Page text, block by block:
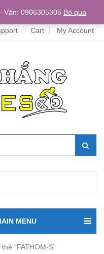
Cart My Account
MENU
“FATHOM-S”
Vân: 0906305305 Bỏ qua